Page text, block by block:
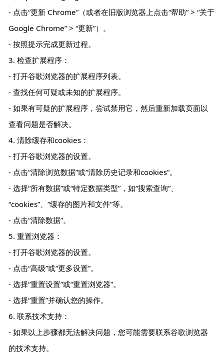
- 点击“更新 Chrome”（或者在旧版浏览器上点击“帮助” > “关于
Google Chrome” > “更新”）。
- 按照提示完成更新过程。
3. 检查扩展程序：
- 打开谷歌浏览器的扩展程序列表。
- 查找任何可疑或未知的扩展程序。
- 如果有可疑的扩展程序，尝试禁用它，然后重新加载页面以
查看问题是否解决。
4. 清除缓存和cookies：
- 打开谷歌浏览器的设置。
- 点击“清除浏览数据”或“清除历史记录和cookies”。
- 选择“所有数据”或“特定数据类型”，如“搜索查询”、
“cookies”、“缓存的图片和文件”等。
- 点击“清除数据”。
5. 重置浏览器：
- 打开谷歌浏览器的设置。
- 点击“高级”或“更多设置”。
- 选择“重置设置”或“重置浏览器”。
- 选择“重置”并确认您的操作。
6. 联系技术支持：
- 如果以上步骤都无法解决问题，您可能需要联系谷歌浏览器
的技术支持。